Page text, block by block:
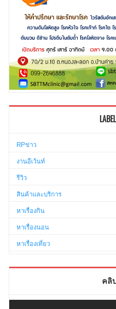
RPข่าว
งานอีเว้นท์
รีวิว
สินค้าและบริการ
หาเรื่องกิน
หาเรื่องนอน
หาเรื่องเที่ยว
คลิ